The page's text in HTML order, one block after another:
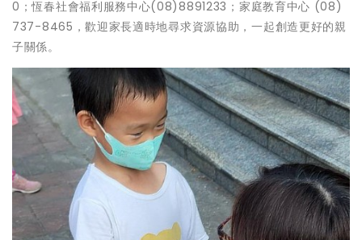
0；恆春社會福利服務中心(08)8891233；家庭教育中心 (08)
737-8465，歡迎家長適時地尋求資源協助，一起創造更好的親
子關係。